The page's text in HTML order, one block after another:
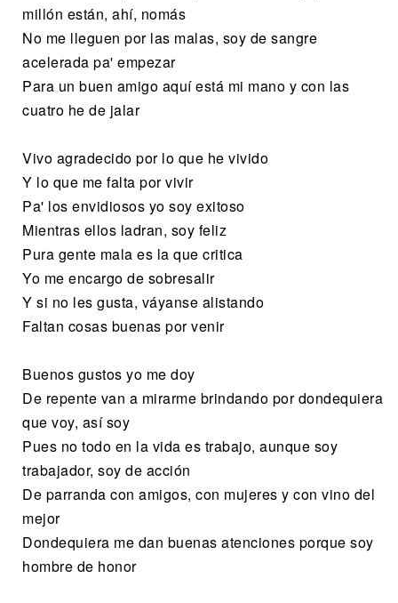
millón están, ahí, nomás
No me lleguen por las malas, soy de sangre
acelerada pa' empezar
Para un buen amigo aquí está mi mano y con las
cuatro he de jalar
Vivo agradecido por lo que he vivido
Y lo que me falta por vivir
Pa' los envidiosos yo soy exitoso
Mientras ellos ladran, soy feliz
Pura gente mala es la que critica
Yo me encargo de sobresalir
Y si no les gusta, váyanse alistando
Faltan cosas buenas por venir
Buenos gustos yo me doy
De repente van a mirarme brindando por dondequiera
que voy, así soy
Pues no todo en la vida es trabajo, aunque soy
trabajador, soy de acción
De parranda con amigos, con mujeres y con vino del
mejor
Dondequiera me dan buenas atenciones porque soy
hombre de honor